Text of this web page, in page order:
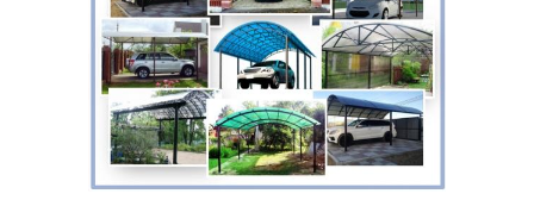
Готовый навес Навес для автомобиля
Автомобильный навес